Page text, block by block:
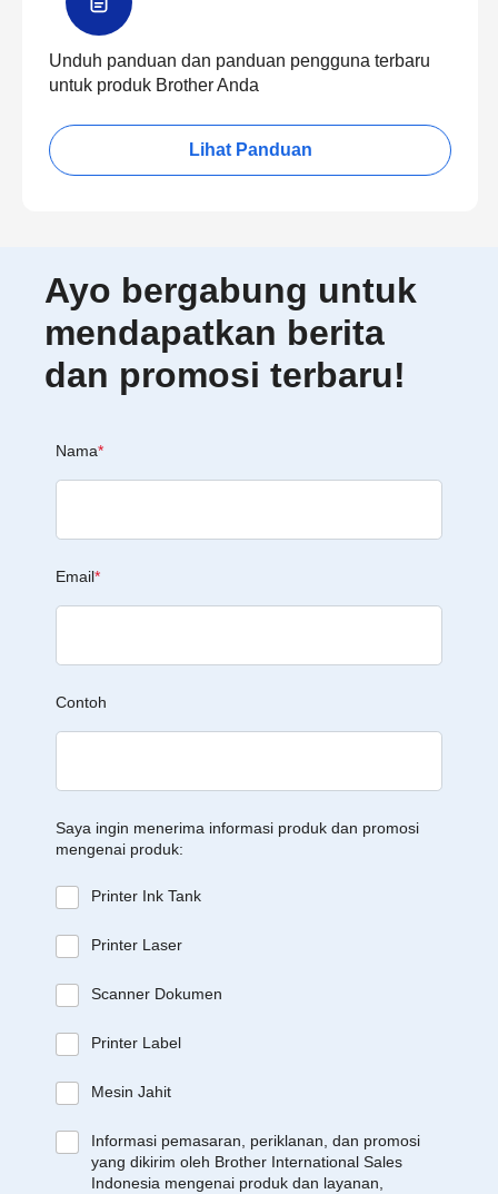
Unduh panduan dan panduan pengguna terbaru
untuk produk Brother Anda
Lihat Panduan
Ayo bergabung untuk
mendapatkan berita
dan promosi terbaru!
Nama*
Email*
Contoh
Saya ingin menerima informasi produk dan promosi
mengenai produk:
Printer Ink Tank
Printer Laser
Scanner Dokumen
Printer Label
Mesin Jahit
Informasi pemasaran, periklanan, dan promosi
yang dikirim oleh Brother International Sales
Indonesia mengenai produk dan layanan,